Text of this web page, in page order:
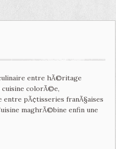
entre hÃ©ritage
colorÃ©e,
pÃ¢tisseries franÃ§aises
maghrÃ©bine enfin une